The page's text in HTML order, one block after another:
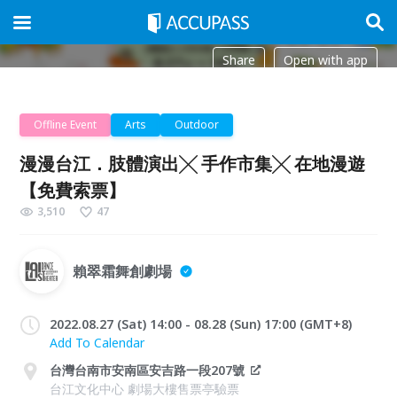
Share Open with app
Offline Event Arts Outdoor
漫漫台江．肢體演出╳ 手作市集╳ 在地漫遊
【免費索票】
3,510 47
賴翠霜舞創劇場
2022.08.27 (Sat) 14:00 - 08.28 (Sun) 17:00 (GMT+8)
Add To Calendar
台灣台南市安南區安吉路一段207號
台江文化中心 劇場大樓售票亭驗票